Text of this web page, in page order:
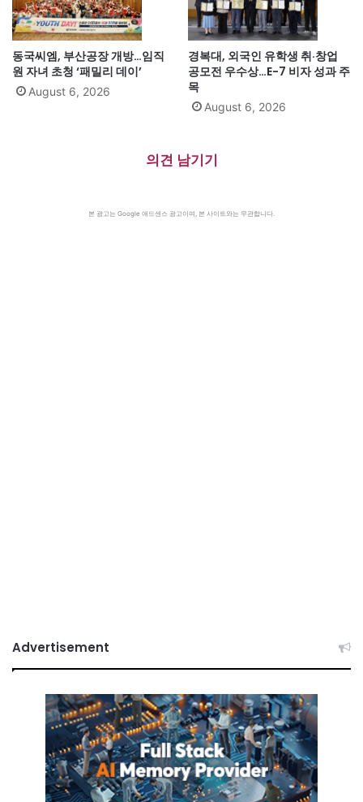
동국씨엠, 부산공장 개방…임직
원 자녀 초청 ‘패밀리 데이’
August 6, 2026
경복대, 외국인 유학생 취·창업
공모전 우수상…E-7 비자 성과 주
목
August 6, 2026
의견 남기기
본 광고는 Google 애드센스 광고이며, 본 사이트와는 무관합니다.
Advertisement